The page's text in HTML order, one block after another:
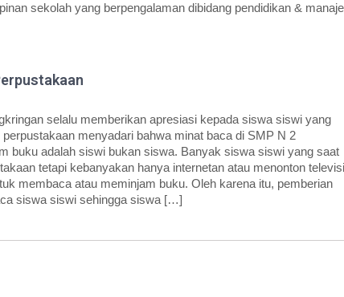
sekolah yang berpengalaman dibidang pendidikan &
selalu memberikan apresiasi kepada siswa siswi yang
menyadari bahwa minat baca di SMP N 2
buku adalah siswi bukan siswa. Banyak siswa siswi yang saat
tetapi kebanyakan hanya internetan atau menonton
membaca atau meminjam buku. Oleh karena itu, pemberian
siswa siswi sehingga siswa […]